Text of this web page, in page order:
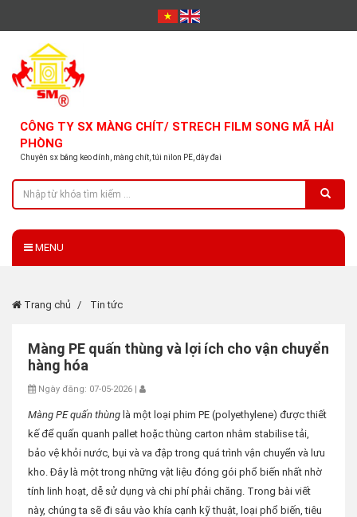
CÔNG TY SX MÀNG CHÍT/ STRECH FILM SONG MÃ HẢI
PHÒNG
Chuyên sx băng keo dính, màng chít, túi nilon PE, dây đai
MENU
Trang chủ Tin tức
Màng PE quấn thùng và lợi ích cho vận chuyển
hàng hóa
Ngày đăng: 07-05-2026 |
Màng PE quấn thùng là một loại phim PE (polyethylene) được thiết
kế để quấn quanh pallet hoặc thùng carton nhằm stabilise tải,
bảo vệ khỏi nước, bụi và va đập trong quá trình vận chuyển và lưu
kho. Đây là một trong những vật liệu đóng gói phổ biến nhất nhờ
tính linh hoạt, dễ sử dụng và chi phí phải chăng. Trong bài viết
này, chúng ta sẽ đi sâu vào khía cạnh kỹ thuật, loại phổ biến, tiêu